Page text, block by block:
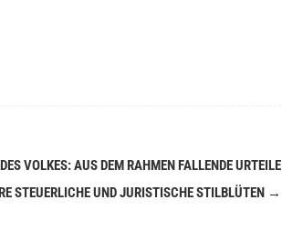
VOLKES: AUS DEM RAHMEN FALLENDE URTEILE
STEUERLICHE UND JURISTISCHE STILBLÜTEN →